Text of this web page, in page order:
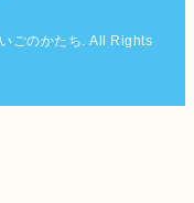
ごのかたち . All Rights